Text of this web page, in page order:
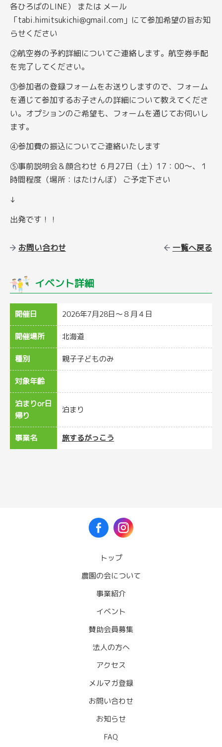
各ひろばのLINE） または メール
「tabi.himitsukichi@gmail.com」にて参加希望の旨お知
らせください
②航空券の予約詳細についてご連絡します。航空券手配
を完了してください。
③参加者の登録フォームをお送りしますので、フォーム
を通じて参加するお子さんの詳細について教えてくださ
い。オプションのご希望も、フォームを通じてお伺いし
ます。
④参加費の振込についてご連絡いたします
⑤事前説明会＆顔合わせ ６月27日（土）17：00～、１
時間程度（場所：はたけんぼ） ご予定下さい
↓
出発です！！
お問い合わせ 一覧へ戻る
イベント詳細
開催日 2026年7月28日～８月４日
開催場所 北海道
種別 親子子どものみ
対象年齢
泊まりor日
帰り
泊まり
事業名 旅するがっこう
トップ
農園の会について
事業紹介
イベント
賛助会員募集
法人の方へ
アクセス
メルマガ登録
お問い合わせ
お知らせ
FAQ